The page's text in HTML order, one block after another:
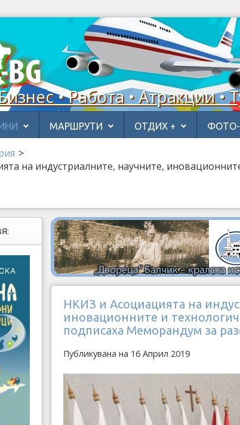
Бизнес • Работа • Атракции •
МАРШРУТИ ОТДИХ +
>
на индустриалните, научните,
НКИЗ и Асоциацията на
иновационните и
подписаха Меморандум за
Публикувана на 16 Април 2019